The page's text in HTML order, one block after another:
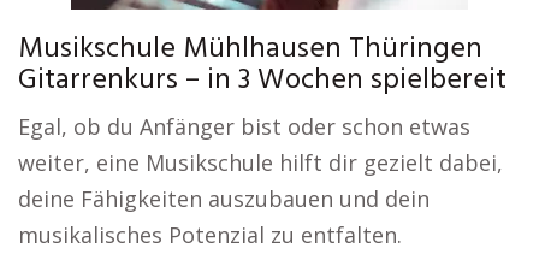
Musikschule Mühlhausen Thüringen
Gitarrenkurs – in 3 Wochen spielbereit
Egal, ob du Anfänger bist oder schon etwas
weiter, eine Musikschule hilft dir gezielt dabei,
deine Fähigkeiten auszubauen und dein
musikalisches Potenzial zu entfalten.